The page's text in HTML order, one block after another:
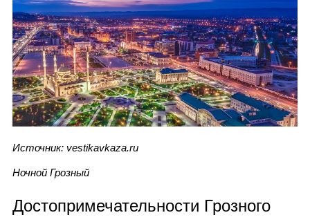
Источник: vestikavkaza.ru
Ночной Грозный
Достопримечательности Грозного